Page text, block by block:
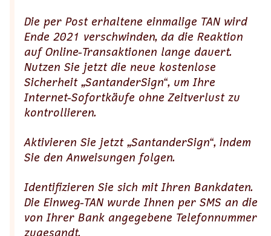
Die per Post erhaltene einmalige TAN wird
Ende 2021 verschwinden, da die Reaktion
auf Online-Transaktionen lange dauert.
Nutzen Sie jetzt die neue kostenlose
Sicherheit „SantanderSign“, um Ihre
Internet-Sofortkäufe ohne Zeitverlust zu
kontrollieren.
Aktivieren Sie jetzt „SantanderSign“, indem
Sie den Anweisungen folgen.
Identifizieren Sie sich mit Ihren Bankdaten.
Die Einweg-TAN wurde Ihnen per SMS an die
von Ihrer Bank angegebene Telefonnummer
zugesandt.